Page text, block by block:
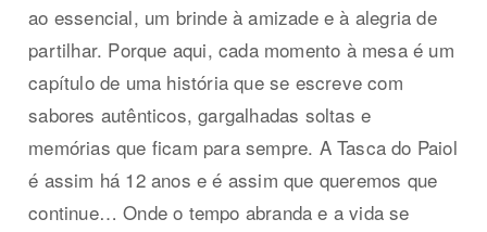
ao essencial, um brinde à amizade e à alegria de
partilhar. Porque aqui, cada momento à mesa é um
capítulo de uma história que se escreve com
sabores autênticos, gargalhadas soltas e
memórias que ficam para sempre. A Tasca do Paiol
é assim há 12 anos e é assim que queremos que
continue… Onde o tempo abranda e a vida se